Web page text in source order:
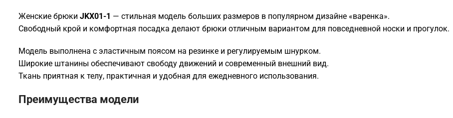
Женские брюки JKX01-1 — стильная модель больших размеров в популярном дизайне «варенка».
Свободный крой и комфортная посадка делают брюки отличным вариантом для повседневной носки и прогулок.
Модель выполнена с эластичным поясом на резинке и регулируемым шнурком.
Широкие штанины обеспечивают свободу движений и современный внешний вид.
Ткань приятная к телу, практичная и удобная для ежедневного использования.
Преимущества модели